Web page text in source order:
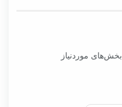
بخش‌های موردنیاز